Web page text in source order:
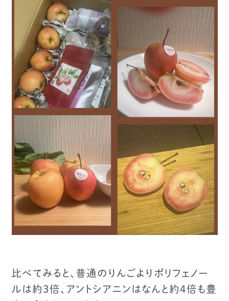
比べてみると、普通のりんごより ポリフェノー
ルは約3倍、アントシアニンはなんと約4倍も豊